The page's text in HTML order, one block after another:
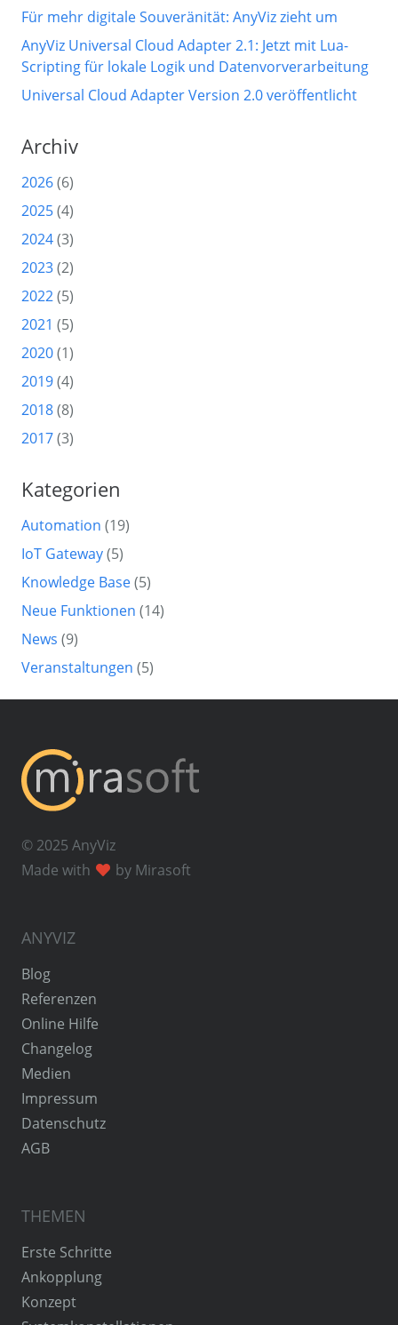
Für mehr digitale Souveränität: AnyViz zieht um
AnyViz Universal Cloud Adapter 2.1: Jetzt mit Lua-
Scripting für lokale Logik und Datenvorverarbeitung
Universal Cloud Adapter Version 2.0 veröffentlicht
Archiv
2026(6)
2025(4)
2024(3)
2023(2)
2022(5)
2021 (5)
2020(1)
2019(4)
2018(8)
2017(3)
Kategorien
Automation (19)
IoT Gateway(5)
Knowledge Base(5)
Neue Funktionen (14)
News (9)
Veranstaltungen (5)
© 2025 AnyViz
Made with
by Mirasoft
ANYVIZ
Blog
Referenzen
Online Hilfe
Changelog
Medien
Impressum
Datenschutz
AGB
THEMEN
Erste Schritte
Ankopplung
Konzept